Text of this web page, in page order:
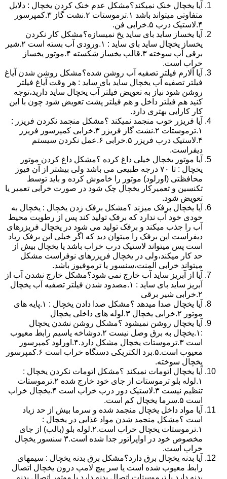
آیا یخچال خنک نمیکند؟مشکل عدم خنک کردن یخچال : دلایل
متفاوتی میتواند باشد ۱.ترموستات ۲.نشت گاز ۳.کمپرسور
۴.لاستیک درب ۵.خرابی فن.
آیا یخساز ساید بای ساید یخ نمیسازه؟مشکل کار نکردن
یخساز یخچال ساید بای ساید : ۱.ورودی آب بسته است ۲.شیر
برقی آب سوخته ۳.قالب یخساز شکسته ۴.موتور یخساز
خراب است.
آیا آلارم فیلتر تصفیه آب روشن شده؟مشکل روشن شدن آیاغ
فیلتر تصفیه آب یخچال ساید بای ساید : هر وقت آیاغ فیلتر
روشن شود نیاز به تعویض فیلتر آب یخچال ساید دارید،توجه
کنید هم فیلتر داخل و هم فیلتر پشت تعویض شود چون با این
کار کارایی بهتری دارد.
آیا فریزر خوب منجمد نمیکند ؟مشکل منجمد نکردن فریزر :
۱.ترموستات ۲.نشت گاز فریزر ۳.خرابی کمپرسور فریزر
۴.لاستیک درب فریزر ۵.خرابی ۶.عمل نکردن سیستم
دیفراست.
آیا موتور یخچال خیلی داغ کرده ؟مشکل داغ کردن موتور
یخچال : تا ۷۰ درجه طبیعی می باشد ولی بیشتر از آن فیوز
محافظتی (اورلود) موتور را خاموش کرده و باید توسط
تکنسین و تعمیرکار یخچال چک شود در صورت خرابی تعمیر یا
تعویض شود.
آیا یخچال برفک میزند ؟مشکل برفک زدن یخچال : یخچال به
خودی خود آب ندارد که برفک تولید کند پس از رطوبت محیط
آب را جذب میکند و برفک تولید می شود در یخچال فریزرهای
دیفراست این برفک را میتوان دید که اگر خیلی این برفک زیاد
است پس میتواند لاستیک درب خراب باشد یا یخچال بیش از
حد کار میکند،ولی در یخچال فریزرهای نوفراست مشکل
میتواند خرابی المنت،سنسور یا ترموفیوز باشد.
آیا از آبریز ساید آب خارج نمی شود؟مشکل خارج نشدن آب از
آبریز ساید بای ساید : ۱.مصدود شدن فیلتر تصفیه آب یخچال
۲.خرابی شیر برقی
آیا یخچال صدا میدهد ؟مشکل صدا دادن یخچال : ۱.پایه های
موتور ۲.خرابی یخچال ۳.لوله های داخلی یخچال
آیا یخچال روشن نمیشود ؟مشکل روشن نشدن یخچال
:۱.یخچال به برق وصل نیست ۲.دوشاخه یاسیم رابط معیوب
است ۳.ترموستات یخچال مشکل دارد.۴.اورلود کمپرسور
معیوب است.۵.برد الکتریکی دستگاه خراب است ۶.کمپرسور
یخچال سوخته.
آیا یخچال اتومات نمیکند ؟مشکل اتومات نکردن یخچال :
۱.لوله بلو ترموستات از جای خود خارج شده ۲.ترموستات
تنظیم نیست ۳.لاستیک دور درب خراب است ۴.یخچال خراب
است ۵.سرما یخچال کم است.
آیا مواد داخل یخچال منجمد شده و سرما بیش از حد زیاد
است ؟مشکل منجمد شدن مواد غذایی در یخچال :
۱.ترموستات یخچال خراب است.۲.لوله بلو (بالب) از جای
مخصوص خود در اواپراتور جدا شده است.۳ سنسور یخچال
خراب است.
آیا بدنه یخچال برق دارد؟مشکل برق بدنه یخچال : سیمهای
رابط معیوب شده است یا سر پیچ لامپ درون یخچال اتصال
بدنه دارد یا ترموستات اتصال بدنه دارد یا موتور اتصال بدنه